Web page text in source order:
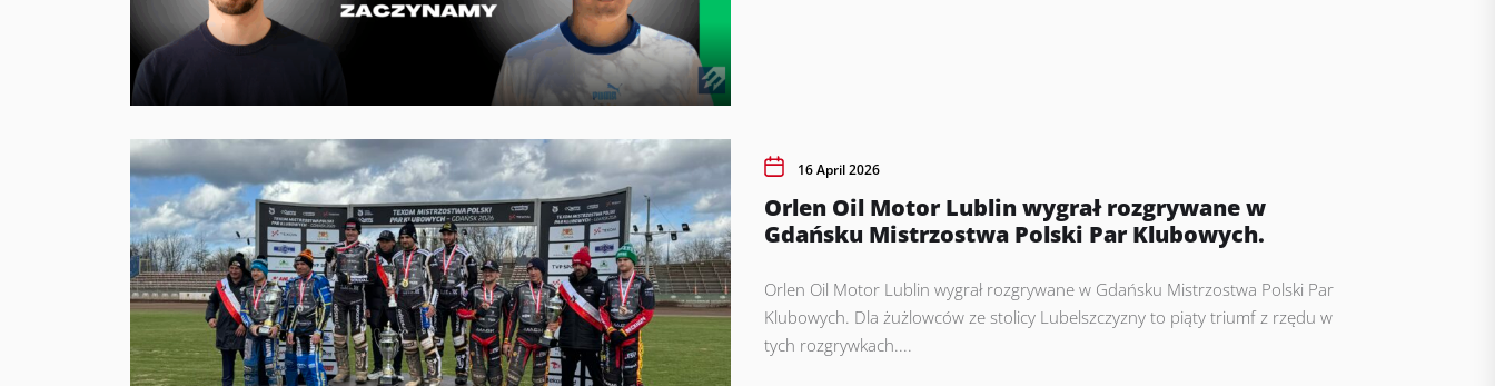
16 April 2026
Orlen Oil Motor Lublin wygrał rozgrywane w
Gdańsku Mistrzostwa Polski Par Klubowych.
Orlen Oil Motor Lublin wygrał rozgrywane w Gdańsku Mistrzostwa Polski Par
Klubowych. Dla żużlowców ze stolicy Lubelszczyzny to piąty triumf z rzędu w
tych rozgrywkach....